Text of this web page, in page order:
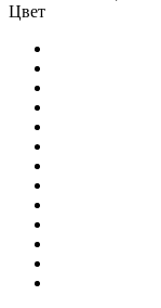
Цвет